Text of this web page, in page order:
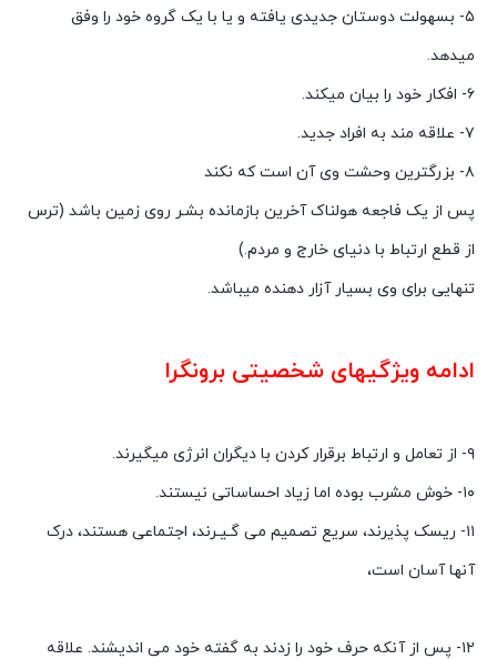
۵- بسهولت دوستان جدیدی یافته و یا با یک گروه خود را وفق
میدهد.
۶- افکار خود را بیان میکند.
۷- علاقه مند به افراد جدید.
۸- بزرگترین وحشت وی آن است که نکند
پس از یک فاجعه هولناک آخرین بازمانده بشـر روی زمین باشد (ترس
از قطع ارتباط با دنیای خارج و مردم.)
تنهایی برای وی بسیار آزار دهنده میباشد.
ادامه ویژگیهای شخصیتی برونگرا
۹- از تعامل و ارتباط برقرار کردن با دیگران انرژی میگیرند.
۱۰- خوش مشرب بوده اما زیاد احساساتی نیستند.
۱۱- ریسک پذیرند، سریع تصمیم می گـیـرند، اجتماعی هستند، درک
آنها آسان است،
۱۲- پس از آنکه حرف خود را زدند به گفته خود می اندیشند. علاقه